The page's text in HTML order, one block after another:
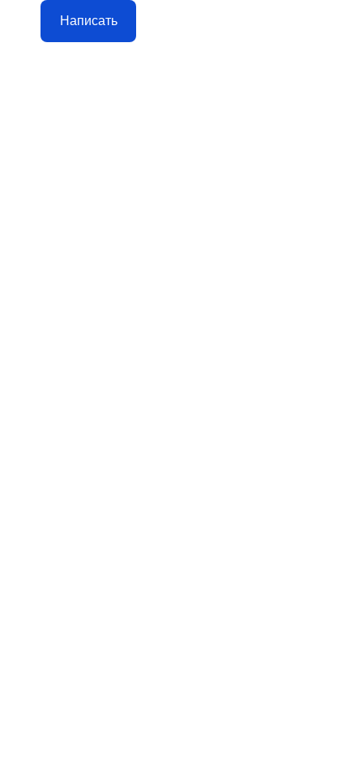
Написать